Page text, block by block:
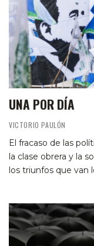
UNA POR DÍA
VICTORIO PAULÓN
El fracaso de las
la clase obrera y la
los triunfos que van